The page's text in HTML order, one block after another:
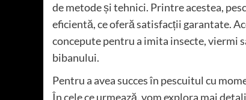
de metode și tehnici. Printre acestea,
eficientă, ce oferă satisfacții garantate.
concepute pentru a imita insecte, viermi
bibanului.
Pentru a avea succes în pescuitul cu
În cele ce urmează, vom explora mai